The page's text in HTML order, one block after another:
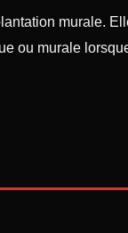
murale.
ou murale